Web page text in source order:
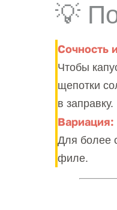
💡
Сочность
Чтобы
щепотки
в заправку.
Вариация:
Для более
филе.